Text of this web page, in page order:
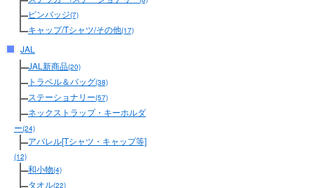
ピンバッジ(7)
キャップ/Tシャツ/その他(17)
JAL
JAL新商品(20)
トラベル＆バッグ(38)
ステーショナリー(57)
ネックストラップ・キーホルダ
ー(24)
アパレル[Tシャツ・キャップ等]
(12)
和小物(4)
タオル(22)